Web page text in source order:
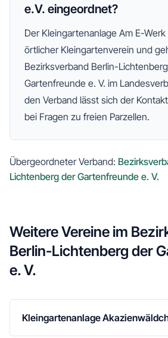
e.V. eingeordnet?
Der Kleingartenanlage Am E-Werk
örtlicher Kleingartenverein und
Bezirksverband Berlin-
Gartenfreunde e. V. im
den Verband lässt sich der
bei Fragen zu freien Parzellen.
Übergeordneter Verband:
Lichtenberg der Gartenfreunde e. V.
Weitere Vereine im
Berlin-Lichtenberg der
e. V.
Kleingartenanlage